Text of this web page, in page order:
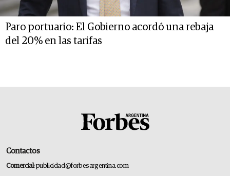
Paro portuario: El Gobierno acordó una rebaja
del 20% en las tarifas
Contactos
Comercial:publicidad@forbesargentina.com